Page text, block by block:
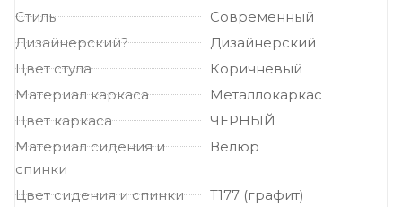
Стиль
Современный
Дизайнерский?
Дизайнерский
Цвет стула
Коричневый
Материал каркаса
Металлокаркас
Цвет каркаса
ЧЕРНЫЙ
Материал сидения и
спинки
Велюр
Цвет сидения и спинки
Т177 (графит)